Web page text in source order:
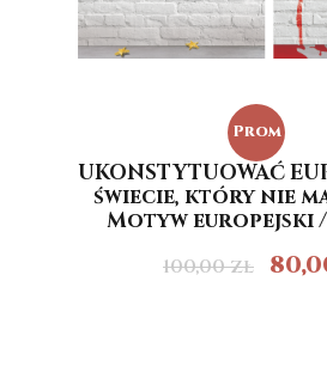
Prom
ocja!
UKONSTYTUOWAĆ
świecie, który nie
Motyw europejski
100,00zł